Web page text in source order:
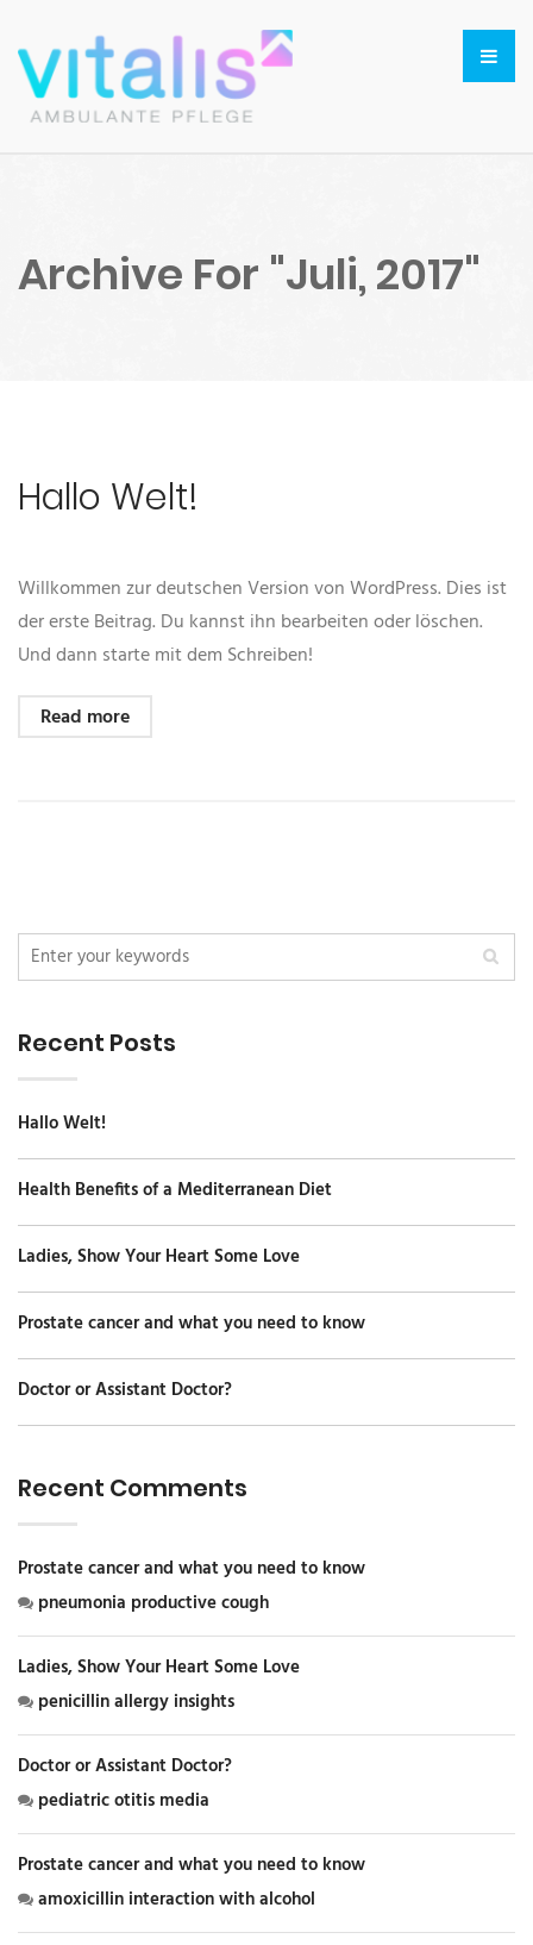
Archive For "Juli, 2017"
Hallo Welt!
Willkommen zur deutschen Version von WordPress. Dies ist
der erste Beitrag. Du kannst ihn bearbeiten oder löschen.
Und dann starte mit dem Schreiben!
Read more
Recent Posts
Hallo Welt!
Health Benefits of a Mediterranean Diet
Ladies, Show Your Heart Some Love
Prostate cancer and what you need to know
Doctor or Assistant Doctor?
Recent Comments
Prostate cancer and what you need to know
pneumonia productive cough
Ladies, Show Your Heart Some Love
penicillin allergy insights
Doctor or Assistant Doctor?
pediatric otitis media
Prostate cancer and what you need to know
amoxicillin interaction with alcohol